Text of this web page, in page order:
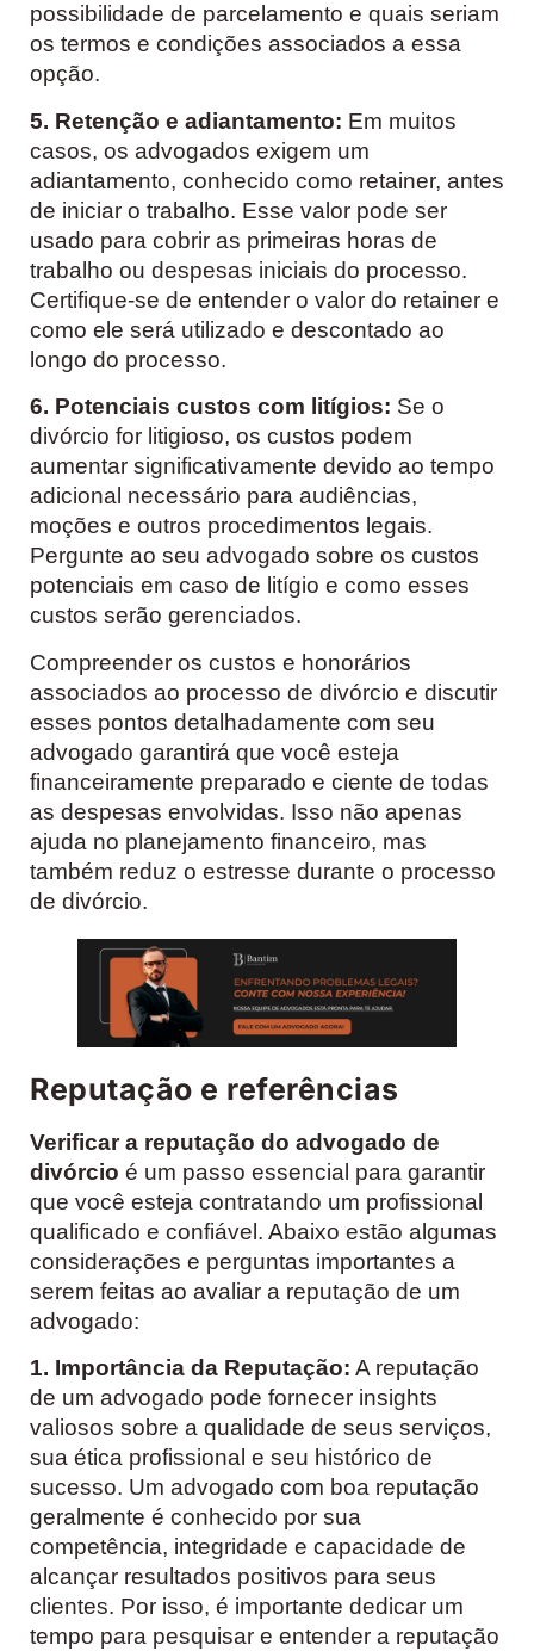
possibilidade de parcelamento e quais seriam
os termos e condições associados a essa
opção.
5. Retenção e adiantamento: Em muitos
casos, os advogados exigem um
adiantamento, conhecido como retainer, antes
de iniciar o trabalho. Esse valor pode ser
usado para cobrir as primeiras horas de
trabalho ou despesas iniciais do processo.
Certifique-se de entender o valor do retainer e
como ele será utilizado e descontado ao
longo do processo.
6. Potenciais custos com litígios: Se o
divórcio for litigioso, os custos podem
aumentar significativamente devido ao tempo
adicional necessário para audiências,
moções e outros procedimentos legais.
Pergunte ao seu advogado sobre os custos
potenciais em caso de litígio e como esses
custos serão gerenciados.
Compreender os custos e honorários
associados ao processo de divórcio e discutir
esses pontos detalhadamente com seu
advogado garantirá que você esteja
financeiramente preparado e ciente de todas
as despesas envolvidas. Isso não apenas
ajuda no planejamento financeiro, mas
também reduz o estresse durante o processo
de divórcio.
Reputação e referências
Verificar a reputação do advogado de
divórcio é um passo essencial para garantir
que você esteja contratando um profissional
qualificado e confiável. Abaixo estão algumas
considerações e perguntas importantes a
serem feitas ao avaliar a reputação de um
advogado:
1. Importância da Reputação: A reputação
de um advogado pode fornecer insights
valiosos sobre a qualidade de seus serviços,
sua ética profissional e seu histórico de
sucesso. Um advogado com boa reputação
geralmente é conhecido por sua
competência, integridade e capacidade de
alcançar resultados positivos para seus
clientes. Por isso, é importante dedicar um
tempo para pesquisar e entender a reputação